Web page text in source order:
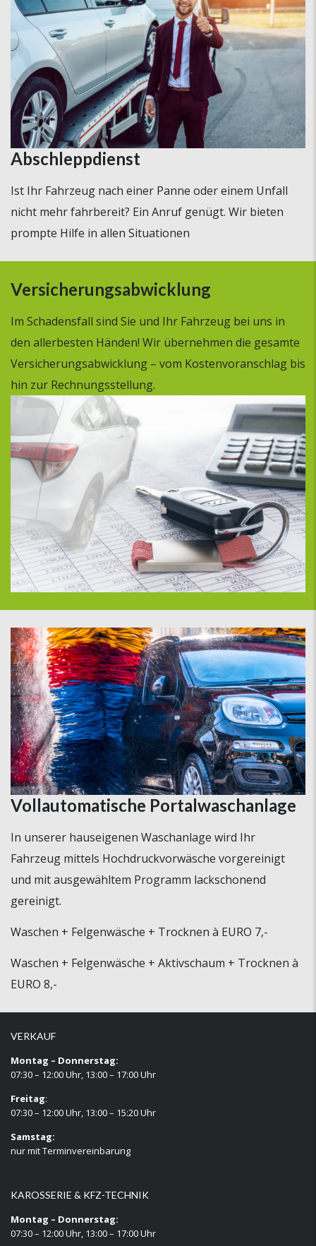
Abschleppdienst
Ist Ihr Fahrzeug nach einer Panne oder einem Unfall
nicht mehr fahrbereit? Ein Anruf genügt. Wir bieten
prompte Hilfe in allen Situationen
Versicherungsabwicklung
Im Schadensfall sind Sie und Ihr Fahrzeug bei uns in
den allerbesten Händen! Wir übernehmen die gesamte
Versicherungsabwicklung – vom Kostenvoranschlag bis
hin zur Rechnungsstellung.
Vollautomatische Portalwaschanlage
In unserer hauseigenen Waschanlage wird Ihr
Fahrzeug mittels Hochdruckvorwäsche vorgereinigt
und mit ausgewähltem Programm lackschonend
gereinigt.
Waschen + Felgenwäsche + Trocknen à EURO 7,-
Waschen + Felgenwäsche + Aktivschaum + Trocknen à
EURO 8,-
VERKAUF
Montag – Donnerstag:
07:30 – 12:00 Uhr, 13:00 – 17:00 Uhr
Freitag:
07:30 – 12:00 Uhr, 13:00 – 15:20 Uhr
Samstag:
nur mit Terminvereinbarung
KAROSSERIE & KFZ-TECHNIK
Montag – Donnerstag:
07:30 – 12:00 Uhr, 13:00 – 17:00 Uhr